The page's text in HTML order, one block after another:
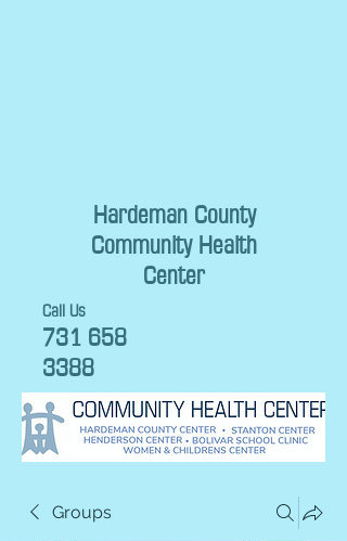
Hardeman County
Community Health
Center
Call Us
731 658
3388
Groups